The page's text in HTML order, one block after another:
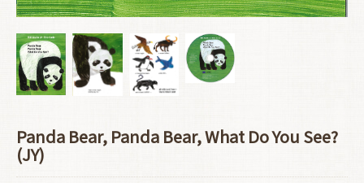
Panda Bear, Panda Bear, What Do You See?
(JY)